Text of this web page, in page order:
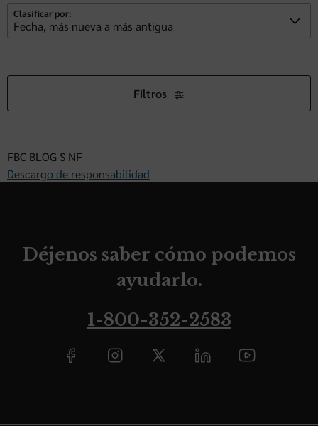
Clasificar por:
Filtros
FBC BLOG S NF
Descargo de responsabilidad
Déjenos saber cómo podemos
ayudarlo.
1-800-352-2583